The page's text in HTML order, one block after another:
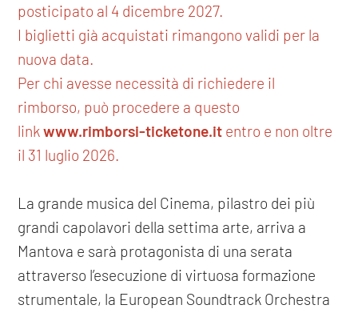
posticipato al 4 dicembre 2027.
I biglietti già acquistati rimangono validi per la
nuova data.
Per chi avesse necessità di richiedere il
rimborso, può procedere a questo
linkwww.rimborsi-ticketone.it entro e non oltre
il 31 luglio 2026.
La grande musica del Cinema, pilastro dei più
grandi capolavori della settima arte, arriva a
Mantova e sarà protagonista di una serata
attraverso l’esecuzione di virtuosa formazione
strumentale, la European Soundtrack Orchestra